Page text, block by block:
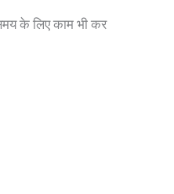
के लिए काम भी कर